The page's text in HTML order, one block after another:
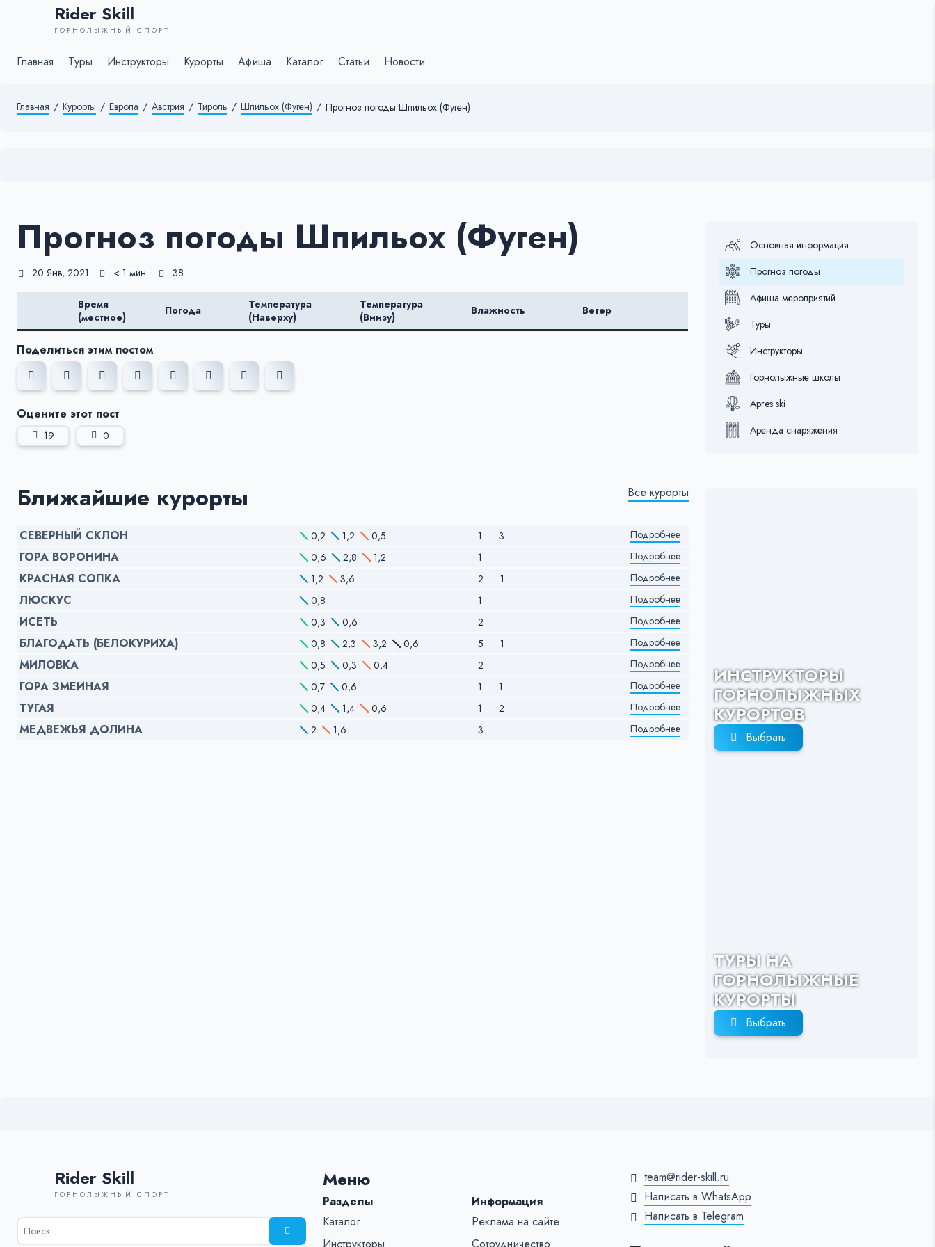
Rider Skill
ГОРНОЛЫЖНЫЙ СПОРТ
Главная Туры Инструкторы Курорты Афиша Каталог Статьи Новости
Главная / Курорты / Европа / Австрия / Тироль / Шпильох (Фуген) / Прогноз погоды Шпильох (Фуген)
Прогноз погоды Шпильох (Фуген)
20 Янв, 2021 < 1 мин. 38
Время
(местное)
Погода
Температура
(Наверху)
Температура
(Внизу)
Влажность Ветер
Поделиться этим постом
Оцените этот пост
19 0
Ближайшие курорты Все курорты
СЕВЕРНЫЙ СКЛОН 0,2 1,2 0,5 1 3 Подробнее
ГОРА ВОРОНИНА 0,6 2,8 1,2 1 Подробнее
КРАСНАЯ СОПКА 1,2 3,6 2 1 Подробнее
ЛЮСКУС 0,8 1 Подробнее
ИСЕТЬ 0,3 0,6 2 Подробнее
БЛАГОДАТЬ (БЕЛОКУРИХА) 0,8 2,3 3,2 0,6 5 1 Подробнее
МИЛОВКА 0,5 0,3 0,4 2 Подробнее
ГОРА ЗМЕИНАЯ 0,7 0,6 1 1 Подробнее
ТУГАЯ 0,4 1,4 0,6 1 2 Подробнее
МЕДВЕЖЬЯ ДОЛИНА 2 1,6 3 Подробнее
Основная информация
Прогноз погоды
Афиша мероприятий
Туры
Инструкторы
Горнолыжные школы
Apres ski
Аренда снаряжения
ИНСТРУКТОРЫ
ГОРНОЛЫЖНЫХ
КУРОРТОВ
Выбрать
ТУРЫ НА
ГОРНОЛЫЖНЫЕ
КУРОРТЫ
Выбрать
Rider Skill
ГОРНОЛЫЖНЫЙ СПОРТ
Результаты
поиска
Меню
Разделы
Каталог
Информация
Реклама на сайте
team@rider-skill.ru
Написать в WhatsApp
Написать в Telegram